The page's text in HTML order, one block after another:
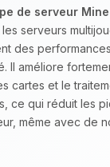
de serveur
serveurs
des
Il améliore
cartes et le
ce qui réduit les
même avec de
c’est Choupy,
BoxToPlay. Dis-
et je vais
pour t’aider.
à 11:25